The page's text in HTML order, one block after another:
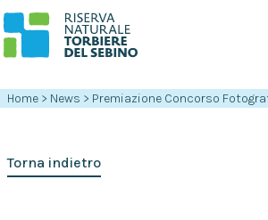
Home > News > Premiazione Concorso
Torna indietro